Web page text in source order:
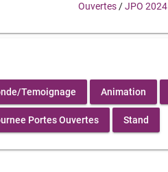
Ouvertes /JPO 2024
Temoignage Animation
Portes Ouvertes Stand